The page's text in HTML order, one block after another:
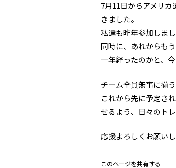
7月11日からアメリ
きました。
私達も昨年参加しま
同時に、あれからもう
一年経ったのかと、
チーム全員無事に揃
これから先に予定さ
せるよう、日々のト
応援よろしくお願いし
このページを共有する